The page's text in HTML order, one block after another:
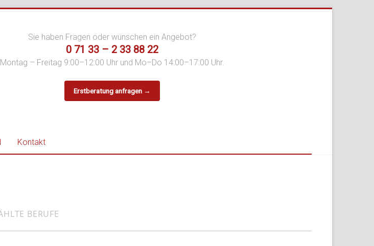
Sie haben Fragen oder wünschen ein Angebot?
0 71 33 – 2 33 88 22
Montag – Freitag 9:00–12:00 Uhr und Mo–Do 14:00–17:00 Uhr.
Erstberatung anfragen →
Kontakt
BERUFE